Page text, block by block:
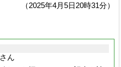
（2025年4月5日20時31分）
さん